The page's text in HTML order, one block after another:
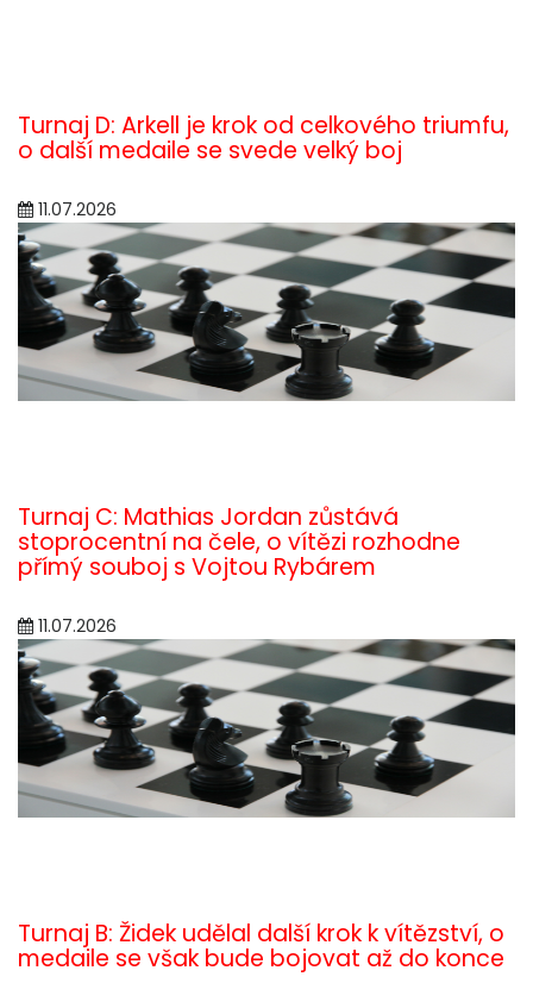
Turnaj D: Arkell je krok od celkového triumfu,
o další medaile se svede velký boj
11.07.2026
Turnaj C: Mathias Jordan zůstává
stoprocentní na čele, o vítězi rozhodne
přímý souboj s Vojtou Rybárem
11.07.2026
Turnaj B: Židek udělal další krok k vítězství, o
medaile se však bude bojovat až do konce